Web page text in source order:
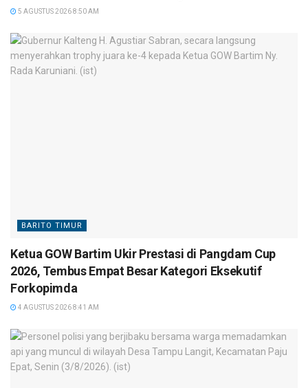
5 AGUSTUS 2026 8:50 AM
BARITO TIMUR
Ketua GOW Bartim Ukir Prestasi di Pangdam Cup
2026, Tembus Empat Besar Kategori Eksekutif
Forkopimda
4 AGUSTUS 2026 8:41 AM